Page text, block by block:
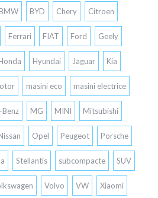
BMW BYD Chery Citroen
Ferrari FIAT Ford Geely
Hyundai Jaguar Kia
masini eco masini electrice
MG MINI Mitsubishi
Opel Peugeot Porsche
Stellantis subcompacte SUV
Volvo VW Xiaomi